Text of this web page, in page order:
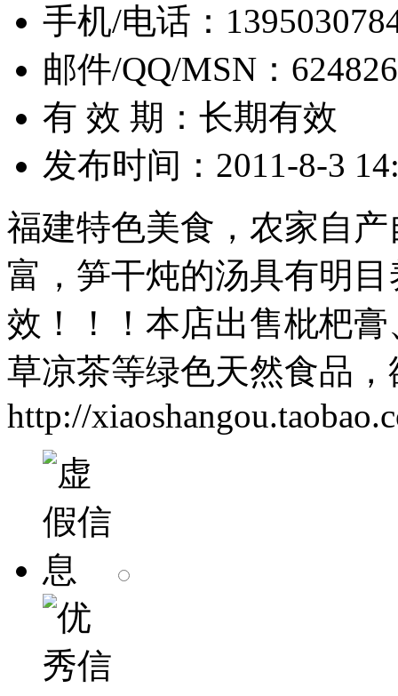
手机/电话：
邮件/QQ/MSN：
有 效 期：长期有效
发布时间：2011-8-3
福建特色美食，农家自
富，笋干炖的汤具有明
效！！！本店出售枇杷
草凉茶等绿色天然食品
http://